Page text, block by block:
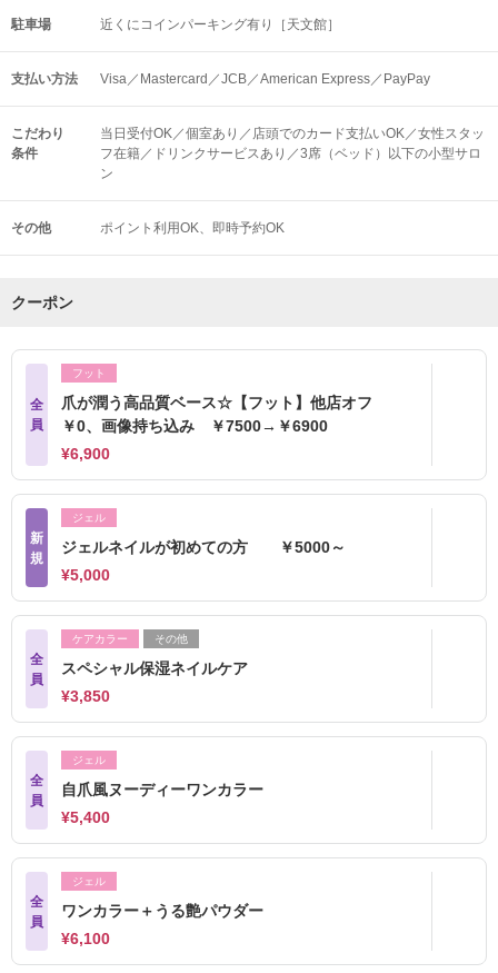
駐車場 近くにコインパーキング有り［天文館］
支払い方法 Visa／Mastercard／JCB／American Express／PayPay
こだわり
条件
当日受付OK／個室あり／店頭でのカード支払いOK／女性スタッ
フ在籍／ドリンクサービスあり／3席（ベッド）以下の小型サロ
ン
その他 ポイント利用OK 即時予約OK
クーポン
全
員
フット
爪が潤う高品質ベース☆【フット】他店オフ
￥0、画像持ち込み ￥7500→￥6900
¥6,900
新
規
ジェル
ジェルネイルが初めての方 ￥5000～
¥5,000
全
員
ケアカラー その他
スペシャル保湿ネイルケア
¥3,850
全
員
ジェル
自爪風ヌーディーワンカラー
¥5,400
全
員
ジェル
ワンカラー＋うる艶パウダー
¥6,100